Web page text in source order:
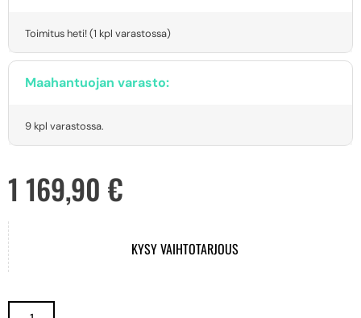
Toimitus heti! (1 kpl varastossa)
Maahantuojan varasto:
9 kpl varastossa.
1 169,90 €
KYSY VAIHTOTARJOUS